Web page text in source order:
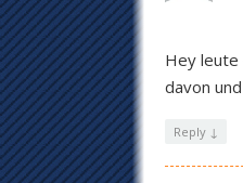
Hey leute
davon
Reply ↓